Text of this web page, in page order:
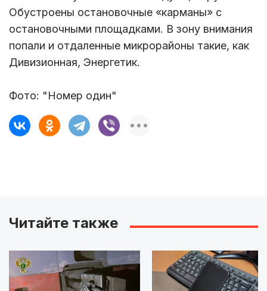
Обустроены остановочные «карманы» с
остановочными площадками. В зону внимания
попали и отдаленные микрорайоны такие, как
Дивизионная, Энергетик.
Фото: "Номер один"
Читайте также